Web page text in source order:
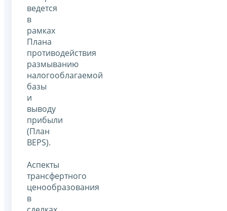
ведется
в
рамках
Плана
противодействия
размыванию
налогооблагаемой
базы
и
выводу
прибыли
(План
BEPS).
Аспекты
трансфертного
ценообразования
в